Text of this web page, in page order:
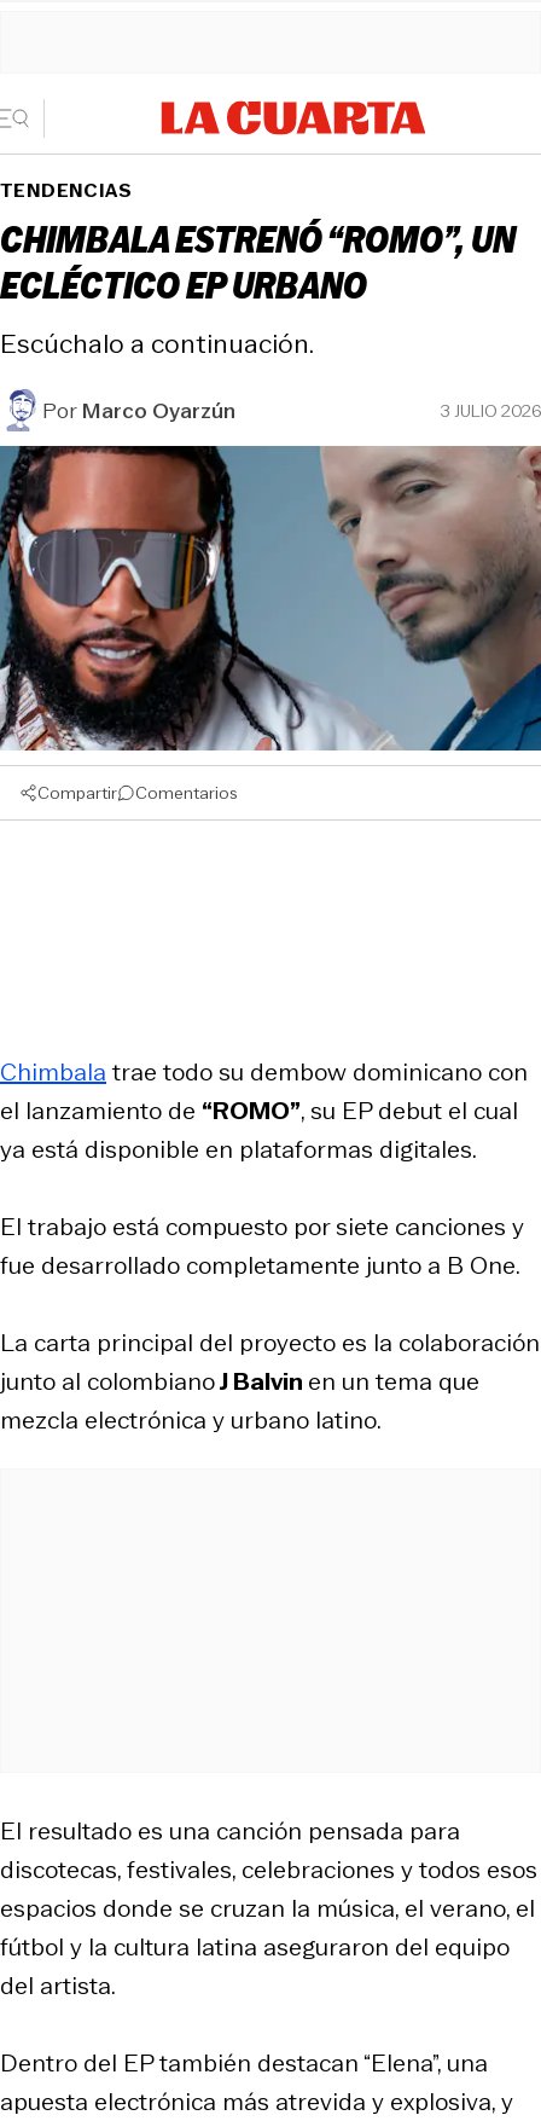
TENDENCIAS
CHIMBALA ESTRENÓ “ROMO”, UN
ECLÉCTICO EP URBANO
Escúchalo a continuación.
PorMarco Oyarzún 3 JULIO 2026
Compartir Comentarios
Chimbalatrae todo su dembow dominicano con
el lanzamiento de “ROMO”, su EP debut el cual
ya está disponible en plataformas digitales.
El trabajo está compuesto por siete canciones y
fue desarrollado completamente junto a B One.
La carta principal del proyecto es la colaboración
junto al colombianoJ Balvin en un tema que
mezcla electrónica y urbano latino.
El resultado es una canción pensada para
discotecas, festivales, celebraciones y todos esos
espacios donde se cruzan la música, el verano, el
fútbol y la cultura latina aseguraron del equipo
del artista.
Dentro del EP también destacan “Elena”, una
apuesta electrónica más atrevida y explosiva, y